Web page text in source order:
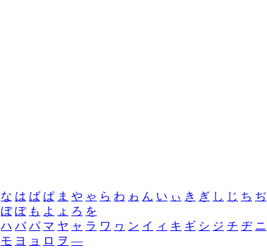
な は ば ぱ ま や ゃ ら わ ゎ ん い ぃ き ぎ し じ ち ぢ
ぼ ぽ も よ ょ ろ を
ハ バ パ マ ヤ ャ ラ ワ ヮ ン イ ィ キ ギ シ ジ チ ヂ ニ
モ ヨ ョ ロ ヲ ―